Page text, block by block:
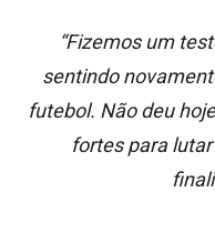
“Fizemos um
sentindo
futebol. Não deu
fortes para